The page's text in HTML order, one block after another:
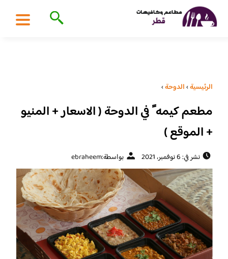
الرئيسية›الدوحة›
مطعم كيمه ً في الدوحة ( الاسعار + المنيو
+ الموقع )
نشر في: 6 نوفمبر، 2021 بواسطة:ebraheem